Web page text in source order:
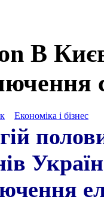
В
Економіка і бізнес